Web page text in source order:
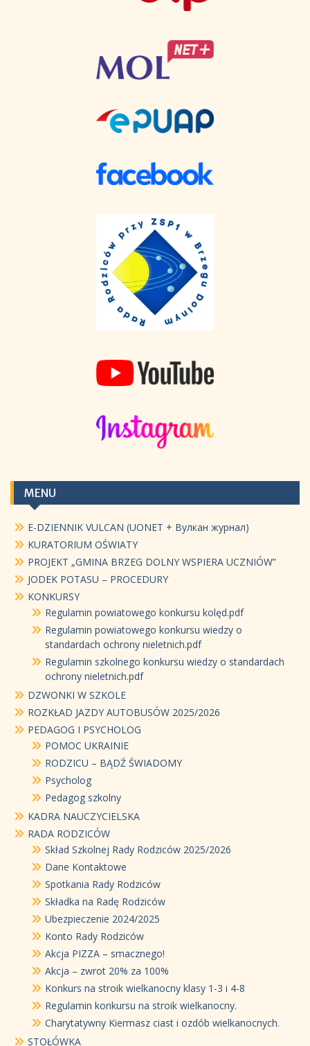
MENU
E-DZIENNIK VULCAN (UONET + Вулкан журнал)
KURATORIUM OŚWIATY
PROJEKT „GMINA BRZEG DOLNY WSPIERA UCZNIÓW”
JODEK POTASU – PROCEDURY
KONKURSY
Regulamin powiatowego konkursu kolęd.pdf
Regulamin powiatowego konkursu wiedzy o
standardach ochrony nieletnich.pdf
Regulamin szkolnego konkursu wiedzy o standardach
ochrony nieletnich.pdf
DZWONKI W SZKOLE
ROZKŁAD JAZDY AUTOBUSÓW 2025/2026
PEDAGOG I PSYCHOLOG
POMOC UKRAINIE
RODZICU – BĄDŹ ŚWIADOMY
Psycholog
Pedagog szkolny
KADRA NAUCZYCIELSKA
RADA RODZICÓW
Skład Szkolnej Rady Rodziców 2025/2026
Dane Kontaktowe
Spotkania Rady Rodziców
Składka na Radę Rodziców
Ubezpieczenie 2024/2025
Konto Rady Rodziców
Akcja PIZZA – smacznego!
Akcja – zwrot 20% za 100%
Konkurs na stroik wielkanocny klasy 1-3 i 4-8
Regulamin konkursu na stroik wielkanocny.
Charytatywny Kiermasz ciast i ozdób wielkanocnych.
STOŁÓWKA